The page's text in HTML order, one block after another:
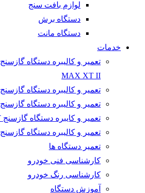
لوازم بافت سنج
دستگاه برش
دستگاه مانت
خدمات
MAX XT II
تعمیر و کالیبره دستگاه گازسنج BW MICRO5
تعمیر و کالیبره دستگاه گازسنج ToxiRAE3
تعمیر و کایبره دستگاه گازسنج IMPULS XT
تعمیر و کالیبره دستگاه گازسنج BW CLIP
تعمیر دستگاه ها
کارشناسی فنی خودرو
کارشناسی رنگ خودرو
آموزش دستگاه